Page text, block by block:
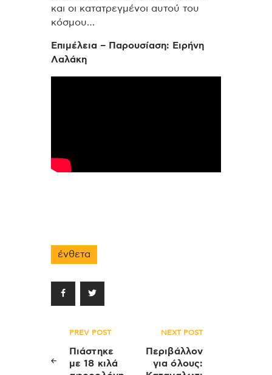
και οι κατατρεγμένοι αυτού του
κόσμου…
Επιμέλεια – Παρουσίαση: Ειρήνη
Λαλάκη
ένθετα
Πλοήγηση
άρθρων
PREV POST
Πιάστηκε
με 18 κιλά
NEXT POST
Περιβάλλον
για όλους: